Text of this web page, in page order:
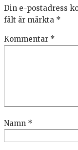
Din e-postadress
fält är märkta *
Kommentar *
Namn *